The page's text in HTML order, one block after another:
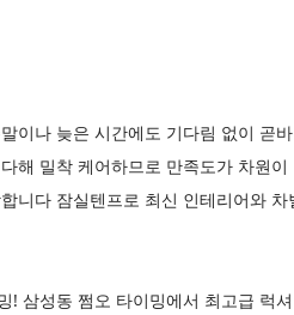
이나 늦은 시간에도 기다림 없이 곧
해 밀착 케어하므로 만족도가 차원
니다 잠실텐프로 최신 인테리어와
삼성동 쩜오 타이밍에서 최고급 럭